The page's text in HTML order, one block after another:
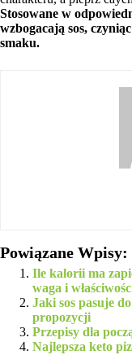
Stosowane w
wzbogacają sos,
smaku.
Powiązane Wpisy:
Ile kalorii ma
waga i
Jaki sos pasuje
propozycji
Przepisy dla
Najlepsza keto